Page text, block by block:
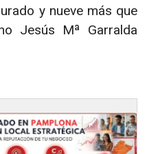
y nueve más que
Jesús Mª Garralda